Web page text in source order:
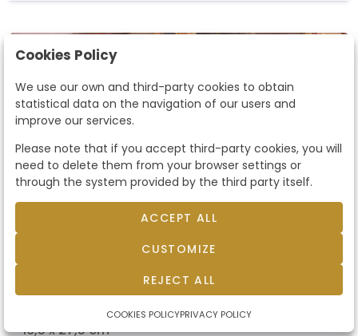
GABRIEL CASARRUBIOS MARTÍN
- Mercado
GABRIEL CASARRUBIOS MARTÍN. Toledo 1953. .
Mercado. Óleo sobre tabla. Firmado. Medidas
16,5 x 27,5 cm
Cookies Policy
We use our own and third-party cookies to obtain
statistical data on the navigation of our users and
improve our services.
Please note that if you accept third-party cookies, you will
need to delete them from your browser settings or
through the system provided by the third party itself.
ACCEPT ALL
CUSTOMIZE
REJECT ALL
COOKIES POLICYPRIVACY POLICY